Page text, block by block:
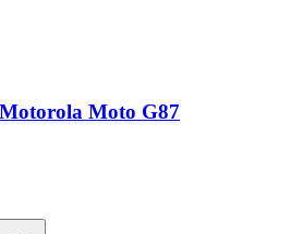
Moto G87